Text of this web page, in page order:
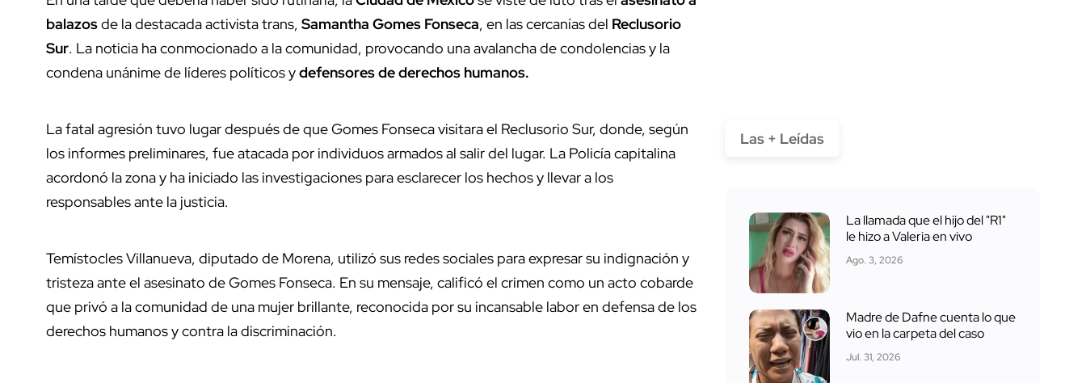
balazosde la destacada activista trans, Samantha Gomes Fonseca, en las cercanías del Reclusorio
Sur. La noticia ha conmocionado a la comunidad, provocando una avalancha de condolencias y la
condena unánime de líderes políticos ydefensores de derechos humanos.
La fatal agresión tuvo lugar después de que Gomes Fonseca visitara el Reclusorio Sur, donde, según
los informes preliminares, fue atacada por individuos armados al salir del lugar. La Policía capitalina
acordonó la zona y ha iniciado las investigaciones para esclarecer los hechos y llevar a los
responsables ante la justicia.
Temístocles Villanueva, diputado de Morena, utilizó sus redes sociales para expresar su indignación y
tristeza ante el asesinato de Gomes Fonseca. En su mensaje, calificó el crimen como un acto cobarde
que privó a la comunidad de una mujer brillante, reconocida por su incansable labor en defensa de los
derechos humanos y contra la discriminación.
Las + Leídas
La llamada que el hijo del "R1"
le hizo a Valeria en vivo
Ago. 3, 2026
Madre de Dafne cuenta lo que
vio en la carpeta del caso
Jul. 31, 2026